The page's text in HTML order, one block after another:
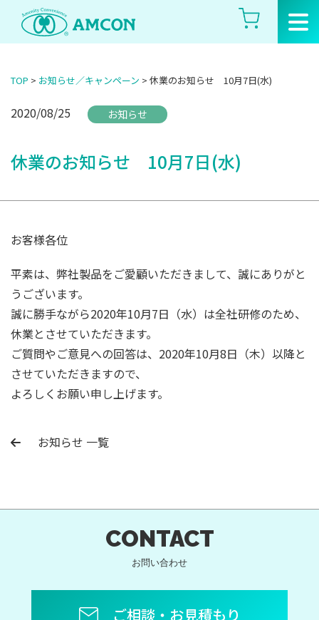
Skip
the
TOP > お知らせ／キャンペーン > 休業のお知らせ 10月7日(水)
2020/08/25 お知らせ
休業のお知らせ 10月7日(水)
お客様各位
平素は、弊社製品をご愛顧いただきまして、誠にありがと
うございます。
誠に勝手ながら2020年10月7日（水）は全社研修のため、
休業とさせていただきます。
ご質問やご意見への回答は、2020年10月8日（木）以降と
させていただきますので、
よろしくお願い申し上げます。
お知らせ 一覧
CONTACT
お問い合わせ
ご相談・お見積もり